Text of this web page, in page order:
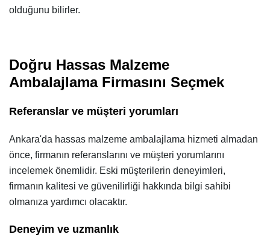
olduğunu bilirler.
Doğru Hassas Malzeme
Ambalajlama Firmasını Seçmek
Referanslar ve müşteri yorumları
Ankara'da hassas malzeme ambalajlama hizmeti almadan
önce, firmanın referanslarını ve müşteri yorumlarını
incelemek önemlidir. Eski müşterilerin deneyimleri,
firmanın kalitesi ve güvenilirliği hakkında bilgi sahibi
olmanıza yardımcı olacaktır.
Deneyim ve uzmanlık